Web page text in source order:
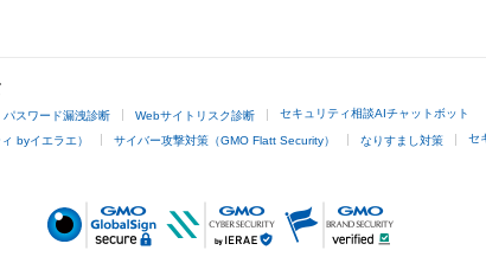
パスワード漏洩診断 Webサイトリスク診断 セキュリティ相談AIチャットボット
byイエラエ） サイバー攻撃対策（GMO Flatt Security） なりすまし対策 セ